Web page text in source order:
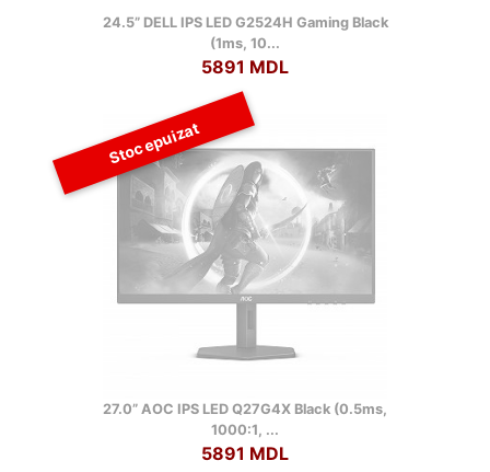
24.5” DELL IPS LED G2524H Gaming Black
(1ms, 10...
5891 MDL
Stoc epuizat
27.0” AOC IPS LED Q27G4X Black (0.5ms,
1000:1, ...
5891 MDL